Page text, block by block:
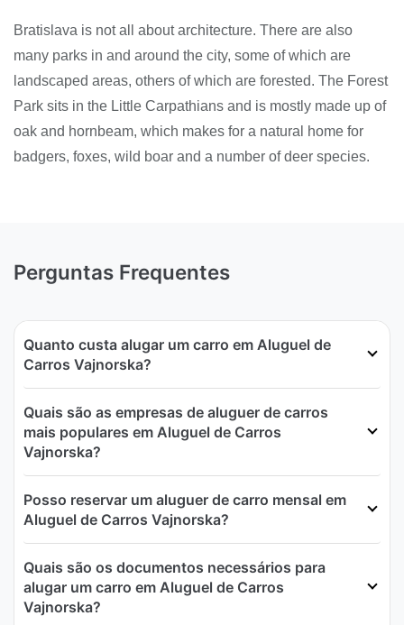
Bratislava is not all about architecture. There are also
many parks in and around the city, some of which are
landscaped areas, others of which are forested. The Forest
Park sits in the Little Carpathians and is mostly made up of
oak and hornbeam, which makes for a natural home for
badgers, foxes, wild boar and a number of deer species.
Perguntas Frequentes
Quanto custa alugar um carro em Aluguel de
Carros Vajnorska?
Quais são as empresas de aluguer de carros
mais populares em Aluguel de Carros
Vajnorska?
Posso reservar um aluguer de carro mensal em
Aluguel de Carros Vajnorska?
Quais são os documentos necessários para
alugar um carro em Aluguel de Carros
Vajnorska?